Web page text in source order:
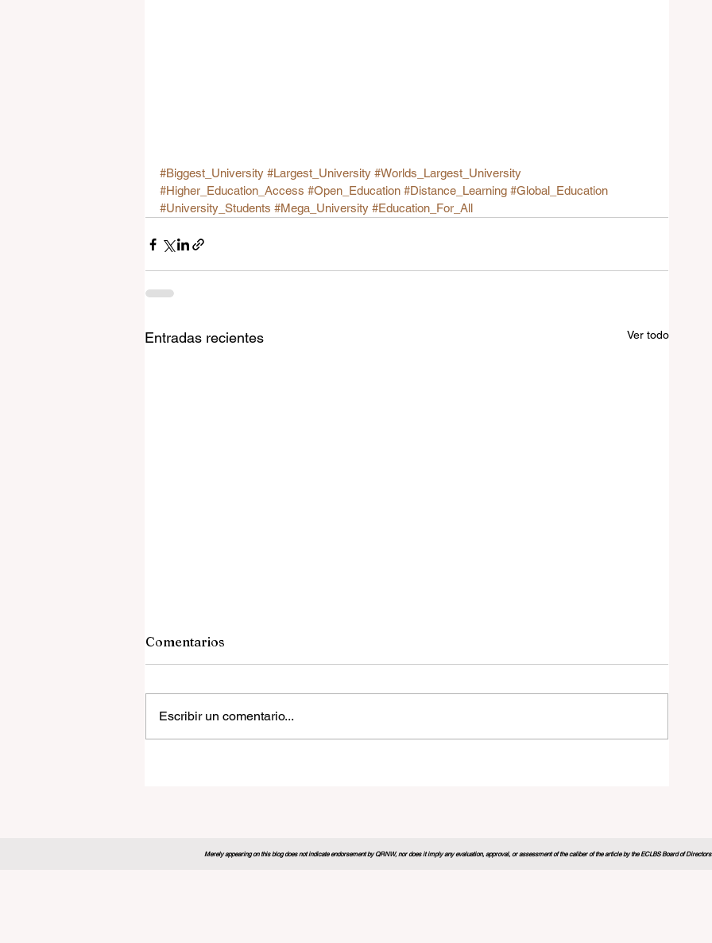
#Biggest_University #Largest_University #Worlds_Largest_University
#Higher_Education_Access #Open_Education #Distance_Learning #Global_Education
#University_Students #Mega_University #Education_For_All
Entradas recientes Ver todo
Comentarios
Escribir un comentario...
Merely appearing on this blog does not indicate endorsement by QRNW, nor does it imply any evaluation, approval, or assessment of the caliber of the article by the ECLBS Board of